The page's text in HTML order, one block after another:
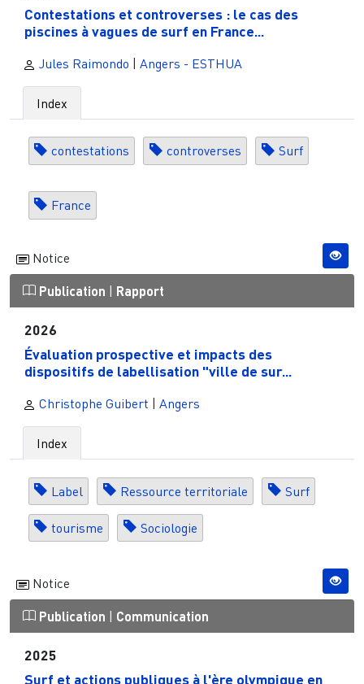
Contestations et controverses : le cas des
piscines à vagues de surf en France...
Jules Raimondo | Angers - ESTHUA
Index
contestations controverses Surf
France
Notice
Publication | Rapport
2026
Évaluation prospective et impacts des
dispositifs de labellisation "ville de sur...
Christophe Guibert | Angers
Index
Label Ressource territoriale Surf
tourisme Sociologie
Notice
Publication | Communication
2025
Surf et actions publiques à l'ère olympique en